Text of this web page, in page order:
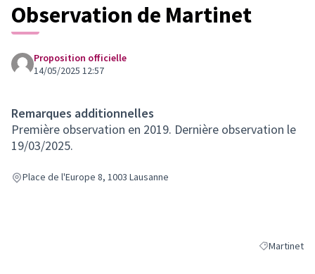
Observation de Martinet
Proposition officielle
14/05/2025 12:57
Remarques additionnelles
Première observation en 2019. Dernière observation le
19/03/2025.
Place de l'Europe 8, 1003 Lausanne
Filtrer les
Martinet